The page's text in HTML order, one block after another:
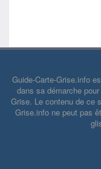
Guide-Carte-Grise.info
dans sa démarche
Grise. Le contenu de ce
Grise.info ne peut pas